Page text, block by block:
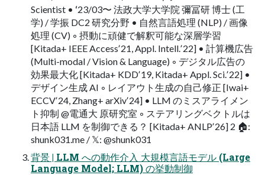
Scientist • ʻ23/03〜 法政⼤学⼤学院 彌冨研 博⼠ (⼯
学) / 学振 DC2 研究分野 • ⾃然⾔語処理 (NLP) / 画像
処理 (CV) ◦ 摂動に頑健で解釈可能な深層学習
[Kitada+ IEEE Accessʼ21, Appl. Intell.ʼ22] • 計算機広告
(Multi-modal / Vision & Language) ◦ デジタル広告の
効果最⼤化 [Kitada+ KDDʼ19, Kitada+ Appl. Sci.ʼ22] •
デザイン⽣成 AI ◦ レイアウト⽣成の⾃⼰修正 [Iwai+
ECCVʼ24, Zhang+ arXivʼ24] • LLM のミスアライメン
ト抑制 @電通⼤ 原研究室 ◦ ステアリングベクトルは
⽇本語 LLM を制御できる？ [Kitada+ ANLPʼ26] 2 🏠:
shunk031.me / 𝕏: @shunk031
背景 | LLM への動作介⼊ ⼤規模⾔語モデル (Large
Language Model; LLM) の挙動制御